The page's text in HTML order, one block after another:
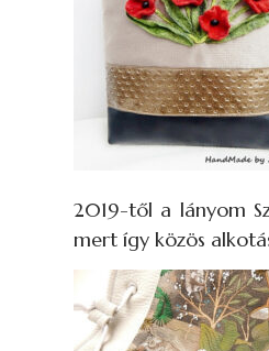
2019-től a lányom
mert így közös